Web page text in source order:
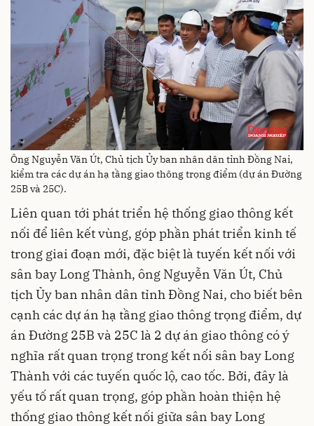
Ông Nguyễn Văn Út, Chủ tịch Ủy ban nhân dân tỉnh Đồng Nai,
kiểm tra các dự án hạ tầng giao thông trọng điểm (dự án Đường
25B và 25C).
Liên quan tới phát triển hệ thống giao thông kết
nối để liên kết vùng, góp phần phát triển kinh tế
trong giai đoạn mới, đặc biệt là tuyến kết nối với
sân bay Long Thành, ông Nguyễn Văn Út, Chủ
tịch Ủy ban nhân dân tỉnh Đồng Nai, cho biết bên
cạnh các dự án hạ tầng giao thông trọng điểm, dự
án Đường 25B và 25C là 2 dự án giao thông có ý
nghĩa rất quan trọng trong kết nối sân bay Long
Thành với các tuyến quốc lộ, cao tốc. Bởi, đây là
yếu tố rất quan trọng, góp phần hoàn thiện hệ
thống giao thông kết nối giữa sân bay Long